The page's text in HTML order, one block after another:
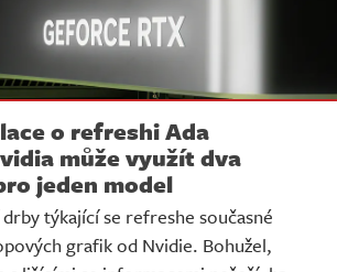
o refreshi Ada
může využít dva
jeden model
týkající se refreshe současné
grafik od Nvidie. Bohužel,